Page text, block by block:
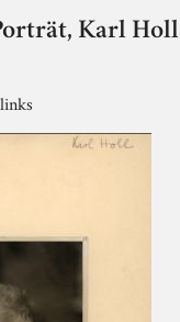
Karl Holl